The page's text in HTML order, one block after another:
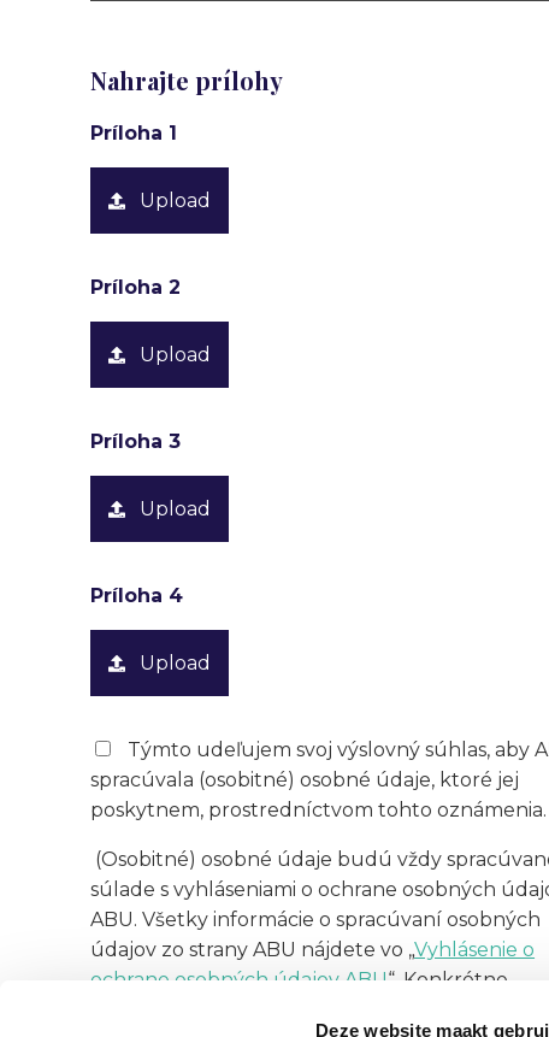
Deze website maakt
Nahrajte prílohy
Príloha 1
Upload
Príloha 2
Upload
Príloha 3
Upload
Príloha 4
Upload
Týmto udeľujem svoj výslovný súhlas, aby
spracúvala (osobitné) osobné údaje, ktoré jej
poskytnem, prostredníctvom tohto oznámenia.
(Osobitné) osobné údaje budú vždy
súlade s vyhláseniami o ochrane osobných
ABU. Všetky informácie o spracúvaní osobných
údajov zo strany ABU nájdete vo „Vyhlásenie o
ochrane osobných údajov ABU“. Konkrétne